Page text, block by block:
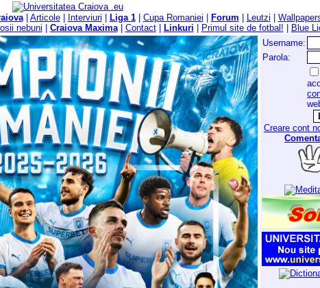
| Articole| Interviuri Liga 1| Cupa Romaniei Forum Leutzi
nebuni Craiova Maxima| Contact| Linkuri Primul site de fotbal! Blue
Username:
Parola:
Creare cont